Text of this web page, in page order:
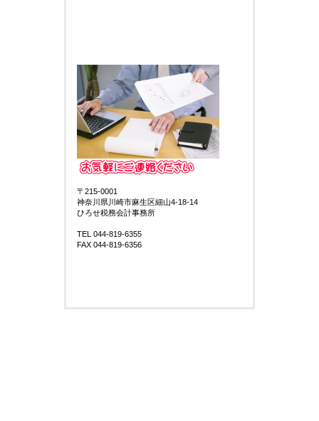
〒215-0001
神奈川県川崎市麻生区細山4-18-14
ひろせ税務会計事務所
TEL 044-819-6355
FAX 044-819-6356